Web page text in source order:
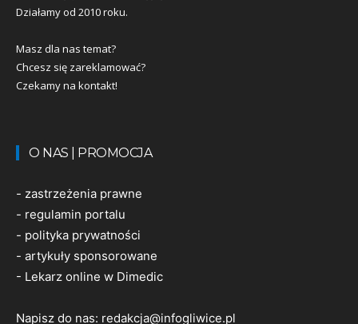
Działamy od 2010 roku.
Masz dla nas temat?
Chcesz się zareklamować?
Czekamy na kontakt!
O NAS | PROMOCJA
- zastrzeżenia prawne
- regulamin portalu
- polityka prywatności
- artykuły sponsorowane
- Lekarz online w Dimedic
Napisz do nas: redakcja@infogliwice.pl